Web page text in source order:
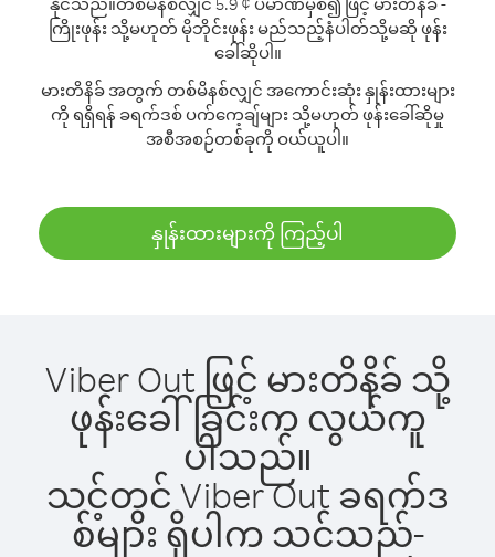
ကြိုးဖုန်း သို့မဟုတ် မိုဘိုင်းဖုန်း မည်သည့်နံပါတ်သို့မဆို ဖုန်း
ခေါ်ဆိုပါ။
မားတိနိခ် အတွက် တစ်မိနစ်လျှင် အကောင်းဆုံး နှုန်းထားများ
ကို ရရှိရန် ခရက်ဒစ် ပက်ကေ့ချ်များ သို့မဟုတ် ဖုန်းခေါ်ဆိုမှု
အစီအစဉ်တစ်ခုကို ဝယ်ယူပါ။
နှုန်းထားများကို ကြည့်ပါ
Viber Out ဖြင့် မားတိနိခ် သို့
ဖုန်းခေါ်ခြင်းက လွယ်ကူ
ပါသည်။
သင့်တွင် Viber Out ခရက်ဒ
စ်များ ရှိပါက သင်သည်-